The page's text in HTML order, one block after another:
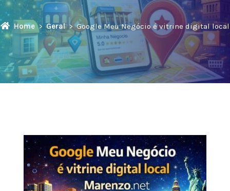
Home Geral Google Meu Negócio é vitrine digital local